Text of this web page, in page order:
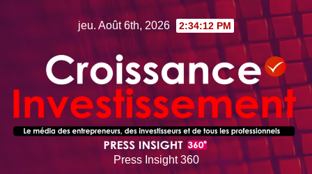
jeu. Août 6th, 2026 2:34:13 PM
Press Insight 360